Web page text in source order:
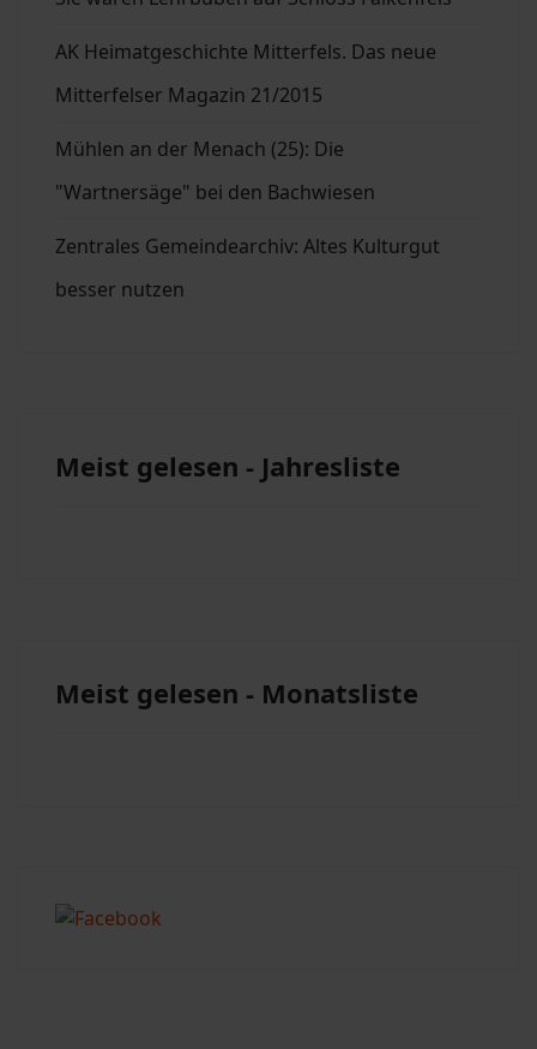
AK Heimatgeschichte Mitterfels. Das neue
Mitterfelser Magazin 21/2015
Mühlen an der Menach (25): Die
"Wartnersäge" bei den Bachwiesen
Zentrales Gemeindearchiv: Altes Kulturgut
besser nutzen
Meist gelesen - Jahresliste
Meist gelesen - Monatsliste